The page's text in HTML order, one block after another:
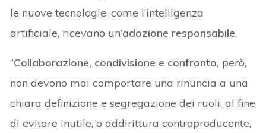
le nuove tecnologie, come l’intelligenza
artificiale, ricevano un’adozione responsabile.
“Collaborazione, condivisione e confronto, però,
non devono mai comportare una rinuncia a una
chiara definizione e segregazione dei ruoli, al fine
di evitare inutile, o addirittura controproducente,